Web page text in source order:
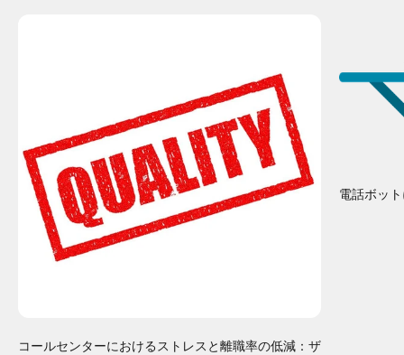
コールセンターにおけるストレスと離職率の低減：ザ
電話ボッ